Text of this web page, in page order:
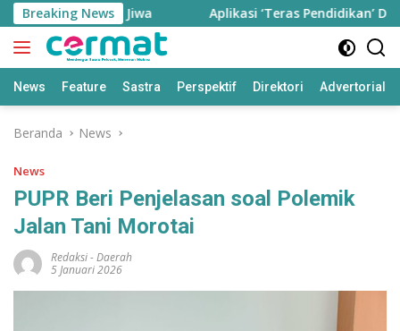
Langsung
ke
konten
Breaking News
77,85 Ribu Jiwa Aplikasi ‘Teras Pendidikan’
News Feature Sastra Perspektif Direktori Advertorial
Beranda News
News
PUPR Beri Penjelasan soal Polemik
Jalan Tani Morotai
Redaksi-Daerah
5 Januari 2026